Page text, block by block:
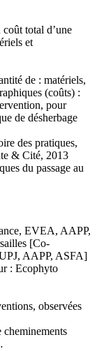
total d’une
et
de : matériels,
(coûts) :
pour
de désherbage
des pratiques,
& Cité, 2013
du passage au
EVEA, AAPP,
[Co-
AAPP, ASFA]
: Ecophyto
observées
cheminements